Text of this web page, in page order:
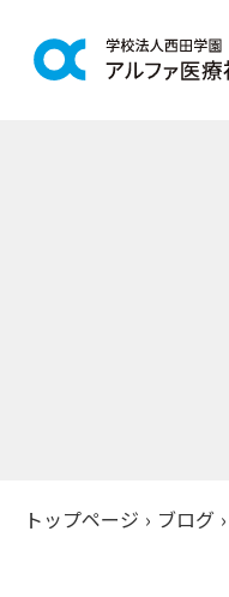
トップページ › ブログ ›